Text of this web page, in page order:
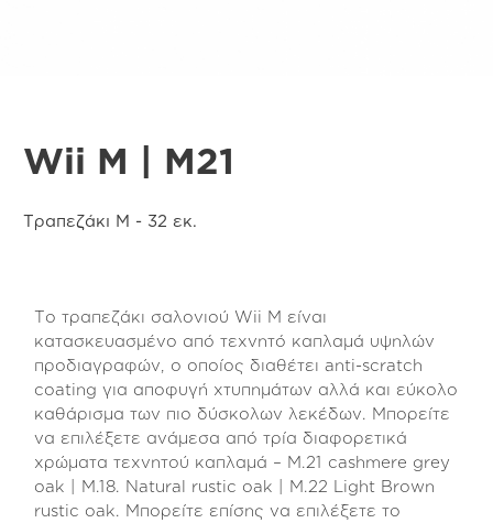
Wii M | M21
Τραπεζάκι Μ - 32 εκ.
Το τραπεζάκι σαλονιού Wii Μ είναι
κατασκευασμένο από τεχνητό καπλαμά υψηλών
προδιαγραφών, ο οποίος διαθέτει anti-scratch
coating για αποφυγή χτυπημάτων αλλά και εύκολο
καθάρισμα των πιο δύσκολων λεκέδων. Μπορείτε
να επιλέξετε ανάμεσα από τρία διαφορετικά
χρώματα τεχνητού καπλαμά – M.21 cashmere grey
oak | M.18. Natural rustic oak | M.22 Light Brown
rustic oak. Μπορείτε επίσης να επιλέξετε το